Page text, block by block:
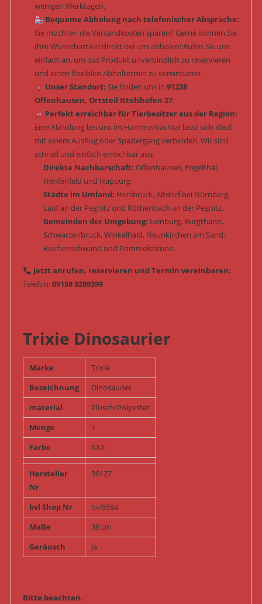
wenigen Werktagen.
Bequeme Abholung nach telefonischer Absprache:
Sie möchten die Versandkosten sparen? Gerne können Sie
Ihre Wunschartikel direkt bei uns abholen! Rufen Sie uns
einfach an, um das Produkt unverbindlich zu reservieren
und einen flexiblen Abholtermin zu vereinbaren.
Unser Standort: Sie finden uns in 91238
Offenhausen, Ortsteil Ittelshofen 27.
Perfekt erreichbar für Tierbesitzer aus der Region:
Eine Abholung bei uns im Hammerbachtal lässt sich ideal
mit einem Ausflug oder Spaziergang verbinden. Wir sind
schnell und einfach erreichbar aus:
Direkte Nachbarschaft: Offenhausen, Engelthal,
Henfenfeld und Happurg.
Städte im Umland: Hersbruck, Altdorf bei Nürnberg,
Lauf an der Pegnitz und Röthenbach an der Pegnitz.
Gemeinden der Umgebung: Leinburg, Burgthann,
Schwarzenbruck, Winkelhaid, Neunkirchen am Sand,
Reichenschwand und Pommelsbrunn.
Jetzt anrufen, reservieren und Termin vereinbaren:
Telefon:09158 9289399
Trixie Dinosaurier
Marke
Trixie
Bezeichnung
Dinosaurier
material
Plüsch/Polyester
Menge
1
Farbe
XXX
Hersteller
Nr
36127
bvl Shop Nr
bvl9584
Maße
38 cm
Geräusch
Ja
Bitte beachten.